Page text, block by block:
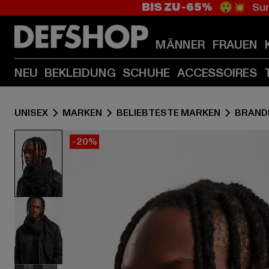
BIS ZU -65% 😲💥
MÄNNER FRAUEN
NEU BEKLEIDUNG SCHUHE ACCESSOIRES
UNISEX MARKEN BELIEBTESTE MARKEN
-20%